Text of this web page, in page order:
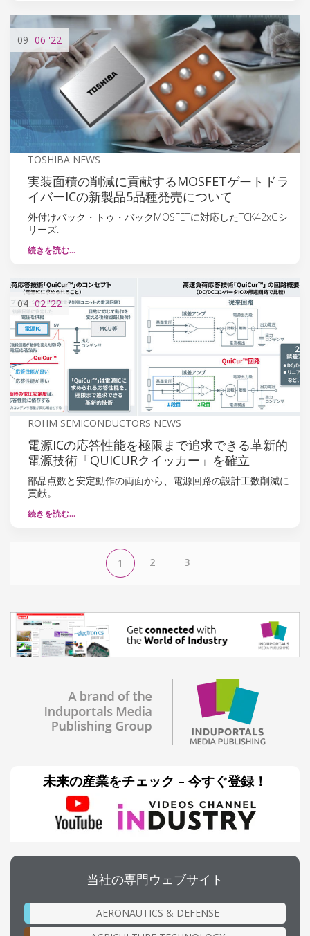
09 06 '22
TOSHIBA NEWS
実装面積の削減に貢献するMOSFETゲートドラ
イバーICの新製品5品種発売について
外付けバック・トゥ・バックMOSFETに対応したTCK42xGシ
リーズ.
続きを読む…
04 02'22
ROHM SEMICONDUCTORS NEWS
電源ICの応答性能を極限まで追求できる革新的
電源技術「QUICURクイッカー」を確立
部品点数と安定動作の両面から、電源回路の設計工数削減に
貢献。
続きを読む…
1 2 3
未来の産業をチェック – 今すぐ登録！
当社の専門ウェブサイト
AERONAUTICS & DEFENSE